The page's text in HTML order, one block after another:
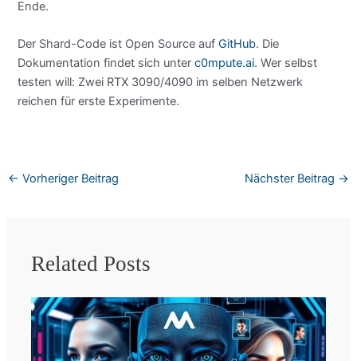
Ende.
Der Shard-Code ist Open Source aufGitHub. Die
Dokumentation findet sich unterc0mpute.ai. Wer selbst
testen will: Zwei RTX 3090/4090 im selben Netzwerk
reichen für erste Experimente.
← Vorheriger Beitrag Nächster Beitrag →
Related Posts